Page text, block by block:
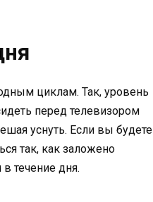
циклам. Так, уровень
перед телевизором
уснуть. Если вы будете
так, как заложено
течение дня.